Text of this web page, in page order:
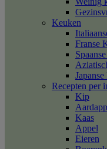
Keuken
Franse
Recepten per
Kip
Kaas
Appel
Eieren